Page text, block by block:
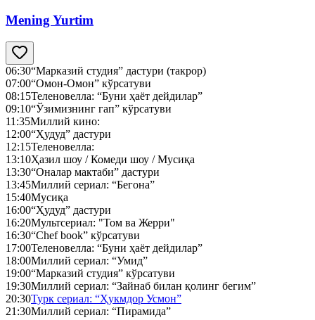
Mening Yurtim
06:30“Марказий студия” дастури (такрор)
07:00“Омон-Омон” кўрсатуви
08:15Теленовелла: “Буни ҳаёт дейдилар”
09:10“Ўзимизнинг гап” кўрсатуви
11:35Миллий кино:
12:00“Ҳудуд” дастури
12:15Теленовелла:
13:10Ҳазил шоу / Комеди шоу / Мусиқа
13:30“Оналар мактаби” дастури
13:45Миллий сериал: “Бегона”
15:40Мусиқа
16:00“Ҳудуд” дастури
16:20Мультсериал: "Том ва Жерри"
16:30“Chef book” кўрсатуви
17:00Теленовелла: “Буни ҳаёт дейдилар”
18:00Миллий сериал: “Умид”
19:00“Марказий студия” кўрсатуви
19:30Миллий сериал: “Зайнаб билан қолинг бегим”
20:30Турк сериал: “Ҳукмдор Усмон”
21:30Миллий сериал: “Пирамида”